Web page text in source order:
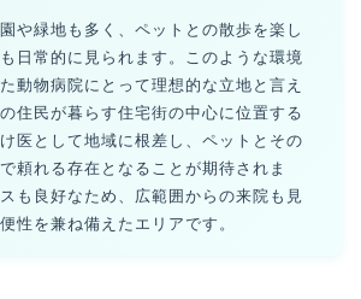
や緑地も多く、ペットとの散歩を楽し
日常的に見られます。このような環境
動物病院にとって理想的な立地と言え
住民が暮らす住宅街の中心に位置する
医として地域に根差し、ペットとその
頼れる存在となることが期待されま
も良好なため、広範囲からの来院も見
性を兼ね備えたエリアです。